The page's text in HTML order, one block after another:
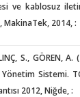
ve kablosuz
MakinaTek, 2014, :
S., GÖREN, A.
Sistemi.
2012, Niğde, :